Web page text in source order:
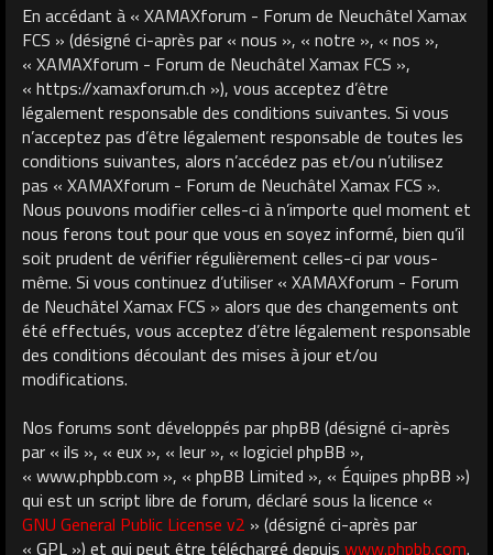
En accédant à « XAMAXforum - Forum de Neuchâtel Xamax
FCS » (désigné ci-après par « nous », « notre », « nos »,
« XAMAXforum - Forum de Neuchâtel Xamax FCS »,
« https://xamaxforum.ch »), vous acceptez d’être
légalement responsable des conditions suivantes. Si vous
n’acceptez pas d’être légalement responsable de toutes les
conditions suivantes, alors n’accédez pas et/ou n’utilisez
pas « XAMAXforum - Forum de Neuchâtel Xamax FCS ».
Nous pouvons modifier celles-ci à n’importe quel moment et
nous ferons tout pour que vous en soyez informé, bien qu’il
soit prudent de vérifier régulièrement celles-ci par vous-
même. Si vous continuez d’utiliser « XAMAXforum - Forum
de Neuchâtel Xamax FCS » alors que des changements ont
été effectués, vous acceptez d’être légalement responsable
des conditions découlant des mises à jour et/ou
modifications.
Nos forums sont développés par phpBB (désigné ci-après
par « ils », « eux », « leur », « logiciel phpBB »,
« www.phpbb.com », « phpBB Limited », « Équipes phpBB »)
qui est un script libre de forum, déclaré sous la licence «
GNU General Public License v2 » (désigné ci-après par
« GPL ») et qui peut être téléchargé depuis www.phpbb.com.